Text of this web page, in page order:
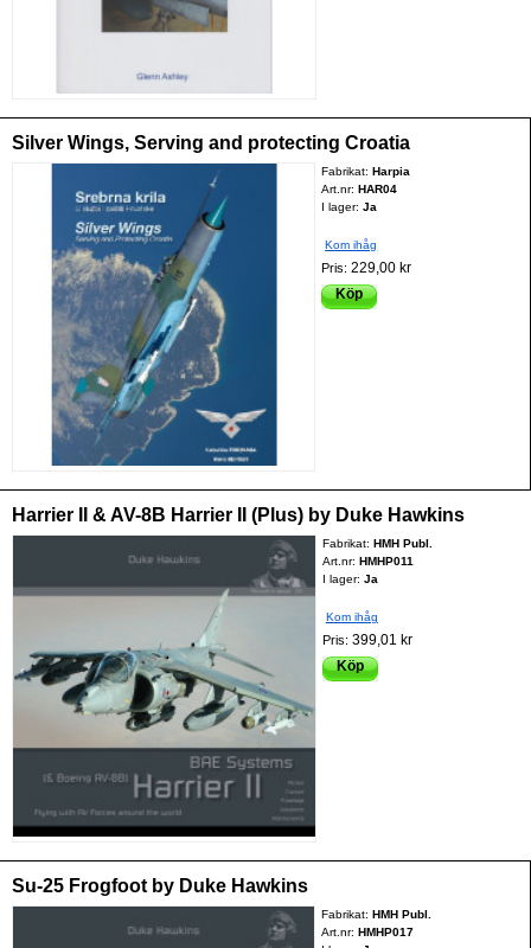
Silver Wings, Serving and protecting Croatia
Fabrikat: Harpia
Art.nr: HAR04
I lager: Ja
Kom ihåg
Pris:229,00 kr
Köp
Harrier II & AV-8B Harrier II (Plus) by Duke Hawkins
Fabrikat: HMH Publ.
Art.nr: HMHP011
I lager: Ja
Kom ihåg
Pris: 399,01 kr
Köp
Su-25 Frogfoot by Duke Hawkins
Fabrikat: HMH Publ.
Art.nr: HMHP017